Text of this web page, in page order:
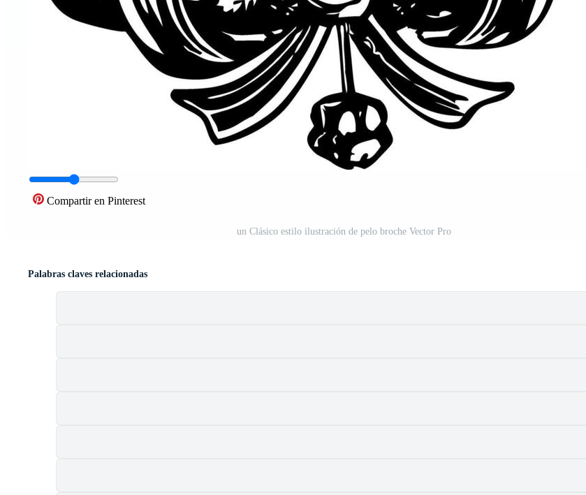
Compartir en Pinterest
un Clásico estilo ilustración de pelo broche Vector Pro
Palabras claves relacionadas